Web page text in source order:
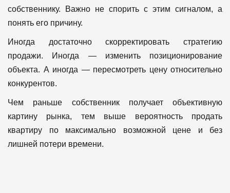
собственнику.
Важно не спорить с этим сигналом, а
понять его причину.
Иногда достаточно скорректировать стратегию
продажи. Иногда — изменить позиционирование
объекта. А иногда — пересмотреть цену относительно
конкурентов.
Чем раньше собственник получает объективную
картину рынка, тем выше вероятность продать
квартиру по максимально возможной цене и без
лишней потери времени.